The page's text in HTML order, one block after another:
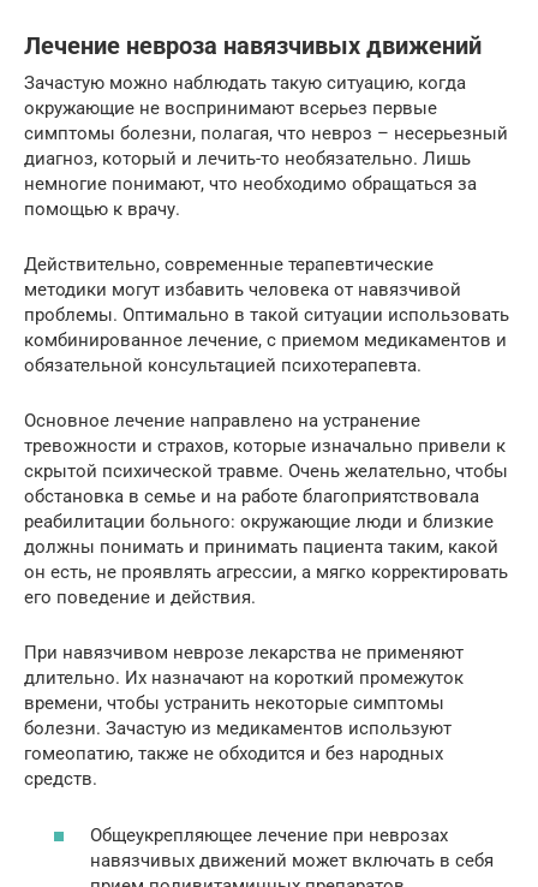
Лечение невроза навязчивых движений
Зачастую можно наблюдать такую ситуацию, когда
окружающие не воспринимают всерьез первые
симптомы болезни, полагая, что невроз – несерьезный
диагноз, который и лечить-то необязательно. Лишь
немногие понимают, что необходимо обращаться за
помощью к врачу.
Действительно, современные терапевтические
методики могут избавить человека от навязчивой
проблемы. Оптимально в такой ситуации использовать
комбинированное лечение, с приемом медикаментов и
обязательной консультацией психотерапевта.
Основное лечение направлено на устранение
тревожности и страхов, которые изначально привели к
скрытой психической травме. Очень желательно, чтобы
обстановка в семье и на работе благоприятствовала
реабилитации больного: окружающие люди и близкие
должны понимать и принимать пациента таким, какой
он есть, не проявлять агрессии, а мягко корректировать
его поведение и действия.
При навязчивом неврозе лекарства не применяют
длительно. Их назначают на короткий промежуток
времени, чтобы устранить некоторые симптомы
болезни. Зачастую из медикаментов используют
гомеопатию, также не обходится и без народных
средств.
Общеукрепляющее лечение при неврозах
навязчивых движений может включать в себя